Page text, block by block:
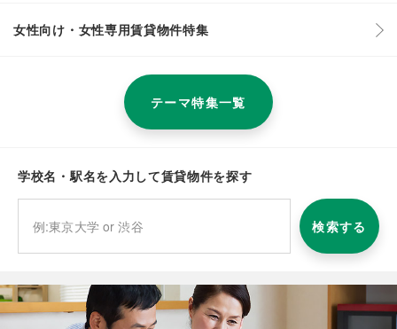
女性向け・女性専用賃貸物件特集
テーマ特集一覧
学校名・駅名を入力して賃貸物件を探す
検索する